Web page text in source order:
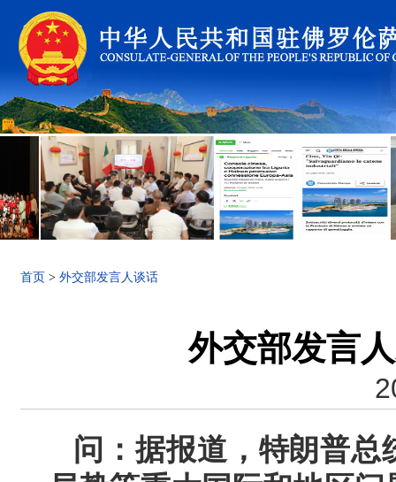
首页 > 外交部发言人谈话
外交部发言
问：据报道，特朗普